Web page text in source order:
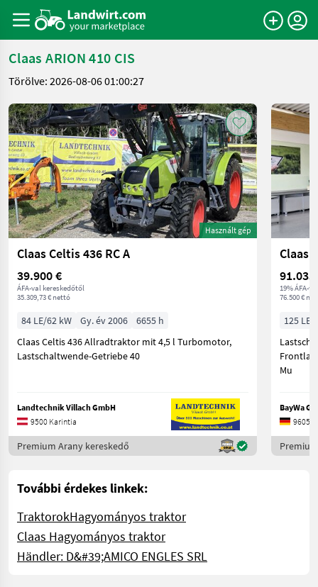
Claas ARION 410 CIS
Törölve: 2026-08-06 01:00:27
Használt gép
Claas Celtis 436 RC A
39.900 €
ÁFA-val kereskedőtől
35.309,73 € nettó
84 LE/62 kW Gy. év 2006
6655 h
Claas Celtis 436 Allradtraktor mit 4,5 l Turbomotor,
Lastschaltwende-Getriebe 40
Landtechnik Villach GmbH
9500 Karintia
Premium Arany kereskedő
Claas
91.035
19% ÁFA-val
76.500 €
125 LE/
Mu
BayWa
96052
További érdekes linkek:
TraktorokHagyományos traktor
Claas Hagyományos traktor
Händler: D&#39;AMICO ENGLES SRL